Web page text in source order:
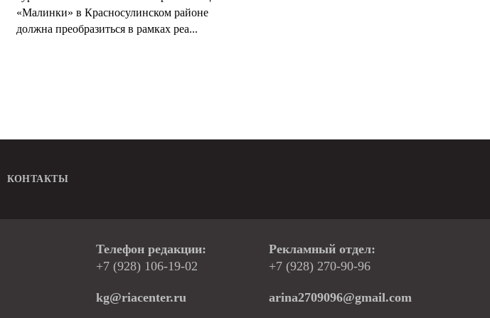
«Малинки» в Красносулинском районе
должна преобразиться в рамках реа...
КОНТАКТЫ
Телефон редакции:
+7 (928) 106-19-02
kg@riacenter.ru
Рекламный отдел:
+7 (928) 270-90-96
arina2709096@gmail.com